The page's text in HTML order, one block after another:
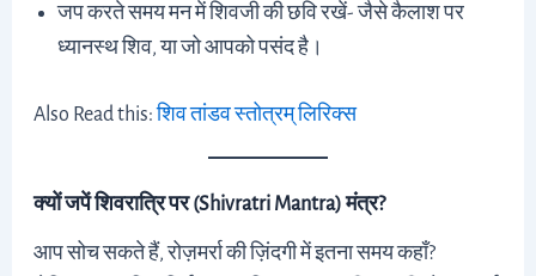
जप करते समय मन में शिवजी की छवि रखें- जैसे कैलाश पर
ध्यानस्थ शिव, या जो आपको पसंद है।
Also Read this:शिव तांडव स्तोत्रम् लिरिक्स
क्यों जपें शिवरात्रि पर (Shivratri Mantra) मंत्र?
आप सोच सकते हैं, रोज़मर्रा की ज़िंदगी में इतना समय कहाँ?